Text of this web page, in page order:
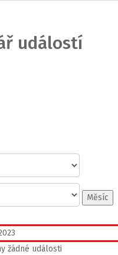
událostí
Měsíc
žádné události